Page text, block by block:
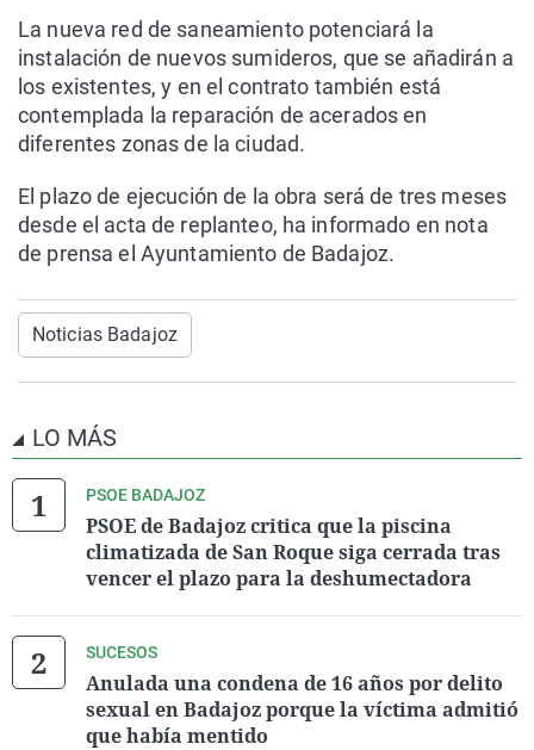
La nueva red de saneamiento potenciará la
instalación de nuevos sumideros, que se añadirán a
los existentes, y en el contrato también está
contemplada la reparación de acerados en
diferentes zonas de la ciudad.
El plazo de ejecución de la obra será de tres meses
desde el acta de replanteo, ha informado en nota
de prensa el Ayuntamiento de Badajoz.
Noticias Badajoz
LO MÁS
PSOE BADAJOZ
PSOE de Badajoz critica que la piscina
climatizada de San Roque siga cerrada tras
vencer el plazo para la deshumectadora
SUCESOS
Anulada una condena de 16 años por delito
sexual en Badajoz porque la víctima admitió
que había mentido